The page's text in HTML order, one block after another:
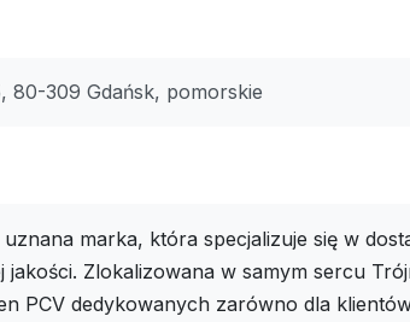
80-309 Gdańsk, pomorskie
marka, która specjalizuje się w
jakości. Zlokalizowana w samym sercu
PCV dedykowanych zarówno dla